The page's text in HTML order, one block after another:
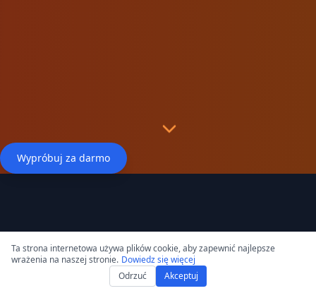
Wypróbuj za darmo
Ta strona internetowa używa plików cookie, aby zapewnić najlepsze
wrażenia na naszej stronie. Dowiedz się więcej
Odrzuć
Akceptuj